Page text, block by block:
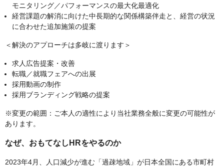
モニタリング／パフォーマンスの最大化最適化
経営課題の解消に向けた中長期的な関係構築伴走と、経営の状況
に合わせた追加施策の提案
＜解決のアプローチは多岐に渡ります＞
求人広告提案・改善
転職／就職フェアへの出展
採用動画の制作
採用ブランディング戦略の提案
※変更の範囲：ご本人の適性により当社業務全般に変更の可能性が
あります。
なぜ、おもてなしHRをやるのか
2023年4月、人口減少が進む「過疎地域」が日本全国にある市町村